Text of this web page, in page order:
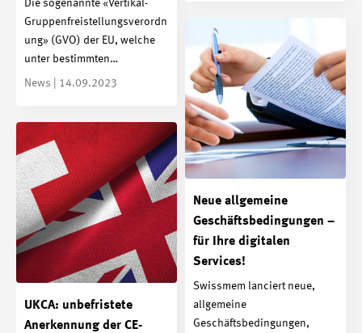
Die sogenannte «Vertikal-
Gruppenfreistellungsverordn
ung» (GVO) der EU, welche
unter bestimmten…
News | 14.09.2023
Neue allgemeine
Geschäftsbedingungen –
für Ihre digitalen
Services!
Swissmem lanciert neue,
allgemeine
Geschäftsbedingungen,
UKCA: unbefristete
Anerkennung der CE-